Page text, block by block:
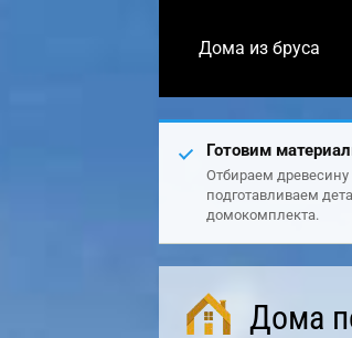
Дома из бруса
Готовим
Отбираем древесину
подготавливаем
домокомплекта.
Дома